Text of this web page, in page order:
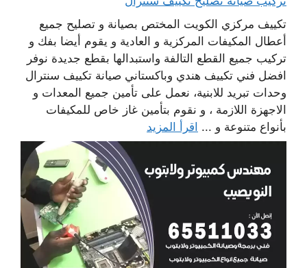
تكييف مركزي الكويت المختص بصيانة و تصليح جميع
أعطال المكيفات المركزية و العادية و يقوم أيضا بفك و
تركيب جميع القطع التالفة واستبدالها بقطع جديدة نوفر
افضل فني تكييف هندي وباكستاني صيانة تكييف سنترال
وحدات تبريد للابنية، نعمل على تأمين جميع المعدات و
الاجهزة اللازمة ، و نقوم بتأمين غاز خاص للمكيفات
بأنواع متنوعة و ... اقرأ المزيد